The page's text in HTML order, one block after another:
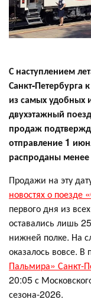
С наступлением
Санкт-Петербурга
из самых удобных
двухэтажный
продаж
отправление 1
распроданы менее
Продажи на эту
новостях о поезде
первого дня из
оставались лишь
нижней полке. На
оказалось вовсе.
Пальмира» Санкт-
20:05 с
сезона-2026.